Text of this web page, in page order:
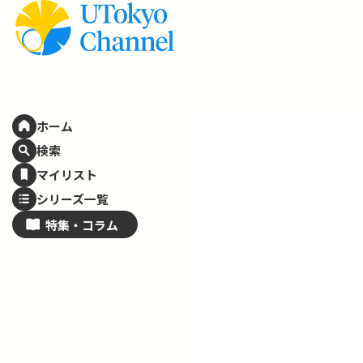
ホーム
検索
マイリスト
シリーズ一覧
特集・ コラム